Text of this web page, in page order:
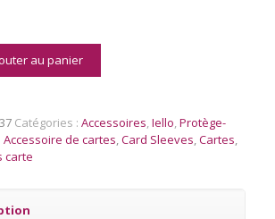
au panier
Catégories : Accessoires,Iello,Protège-
Accessoire de cartes,Card Sleeves,Cartes,
carte